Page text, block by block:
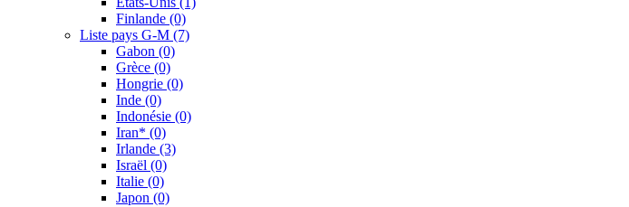
Finlande (0)
Liste pays G-M (7)
Gabon (0)
Grèce (0)
Hongrie (0)
Inde (0)
Indonésie (0)
Iran* (0)
Irlande (3)
Israël (0)
Italie (0)
Japon (0)